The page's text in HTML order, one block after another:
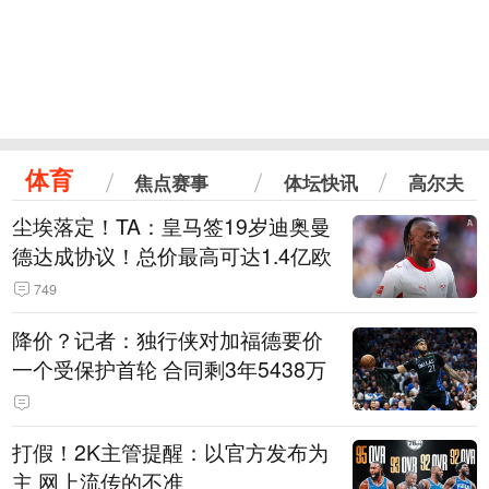
体育 焦点赛事 体坛快讯 高尔夫
尘埃落定！TA：皇马签19岁迪奥曼
德达成协议！总价最高可达1.4亿欧
749
降价？记者：独行侠对加福德要价
一个受保护首轮 合同剩3年5438万
打假！2K主管提醒：以官方发布为
主 网上流传的不准